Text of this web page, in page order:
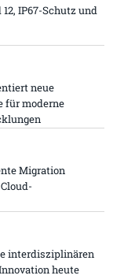
IP67-Schutz und
neue
für moderne
Migration
interdisziplinären
heute